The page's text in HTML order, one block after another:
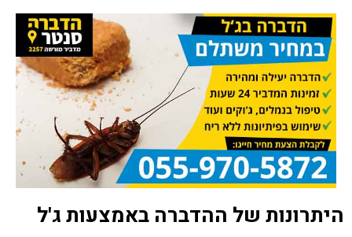
היתרונות של ההדברה באמצעות ג'ל